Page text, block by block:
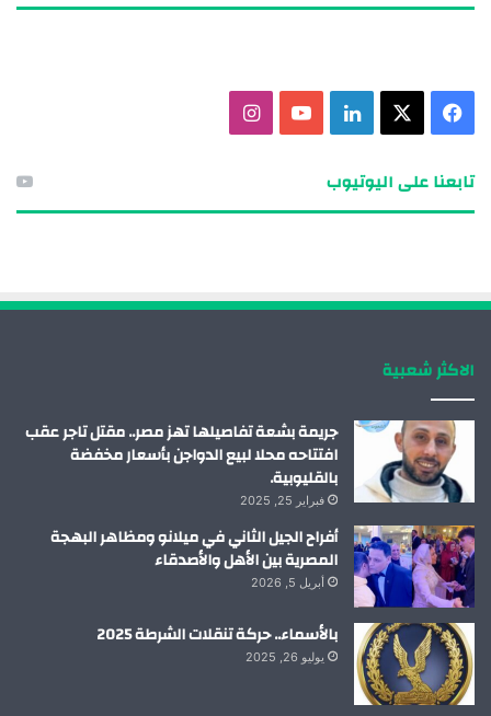
م
تابعنا على اليوتيوب
الاكثر شعبية
جريمة بشعة تفاصيلها تهز مصر.. مقتل تاجر عقب
افتتاحه محلا لبيع الدواجن بأسعار مخفضة
بالقليوبية.
فبراير 25, 2025
أفراح الجيل الثاني في ميلانو ومظاهر البهجة
المصرية بين الأهل والأصدقاء
أبريل 5, 2026
بالأسماء.. حركة تنقلات الشرطة 2025
يوليو 26, 2025